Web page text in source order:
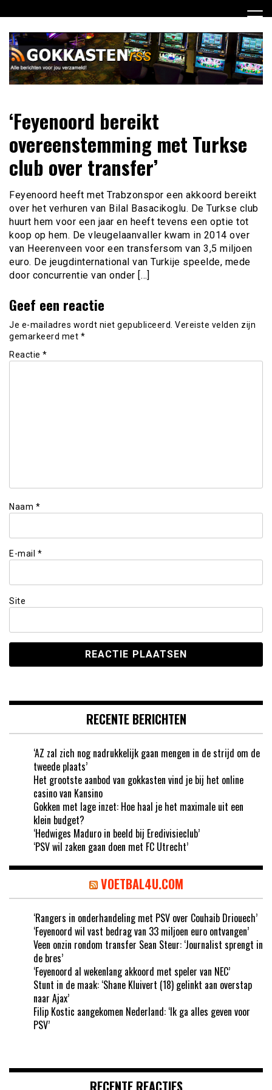
naar
inhoud
Gokkasten RSS
voor jou verzameld
‘Feyenoord bereikt
overeenstemming met Turkse
club over transfer’
Feyenoord heeft met Trabzonspor een akkoord bereikt
over het verhuren van Bilal Basacikoglu. De Turkse club
huurt hem voor een jaar en heeft tevens een optie tot
koop op hem. De vleugelaanvaller kwam in 2014 over
van Heerenveen voor een transfersom van 3,5 miljoen
euro. De jeugdinternational van Turkije speelde, mede
door concurrentie van onder […]
Geef een reactie
Je e-mailadres wordt niet gepubliceerd. Vereiste velden zijn
gemarkeerd met *
Reactie *
Naam *
E-mail *
Site
RECENTE BERICHTEN
‘AZ zal zich nog nadrukkelijk gaan mengen in de strijd om de
tweede plaats’
Het grootste aanbod van gokkasten vind je bij het online
casino van Kansino
Gokken met lage inzet: Hoe haal je het maximale uit een
klein budget?
‘Hedwiges Maduro in beeld bij Eredivisieclub’
‘PSV wil zaken gaan doen met FC Utrecht’
VOETBAL4U.COM
‘Rangers in onderhandeling met PSV over Couhaib Driouech’
‘Feyenoord wil vast bedrag van 33 miljoen euro ontvangen’
Veen onzin rondom transfer Sean Steur: ‘Journalist sprengt in
de bres’
‘Feyenoord al wekenlang akkoord met speler van NEC’
Stunt in de maak: ‘Shane Kluivert (18) gelinkt aan overstap
naar Ajax’
Filip Kostic aangekomen Nederland: ‘Ik ga alles geven voor
PSV’
RECENTE REACTIES